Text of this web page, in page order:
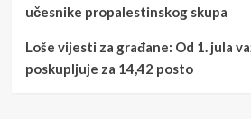
učesnike propalestinskog skupa
Loše vijesti za građane: Od 1. jula
poskupljuje za 14,42 posto